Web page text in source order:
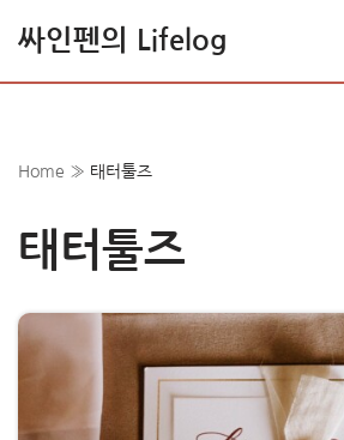
로
뛰
싸인펜의 Lifelog
Home » 태터툴즈
태터툴즈